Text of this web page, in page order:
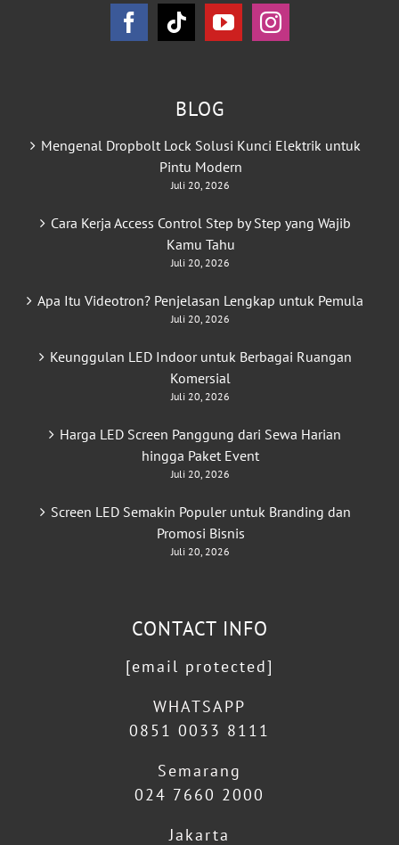
BLOG
Mengenal Dropbolt Lock Solusi Kunci Elektrik untuk
Pintu Modern
Juli 20, 2026
Cara Kerja Access Control Step by Step yang Wajib
Kamu Tahu
Juli 20, 2026
Apa Itu Videotron? Penjelasan Lengkap untuk Pemula
Juli 20, 2026
Keunggulan LED Indoor untuk Berbagai Ruangan
Komersial
Juli 20, 2026
Harga LED Screen Panggung dari Sewa Harian
hingga Paket Event
Juli 20, 2026
Screen LED Semakin Populer untuk Branding dan
Promosi Bisnis
Juli 20, 2026
CONTACT INFO
[email protected]
WHATSAPP
0851 0033 8111
Semarang
024 7660 2000
Jakarta